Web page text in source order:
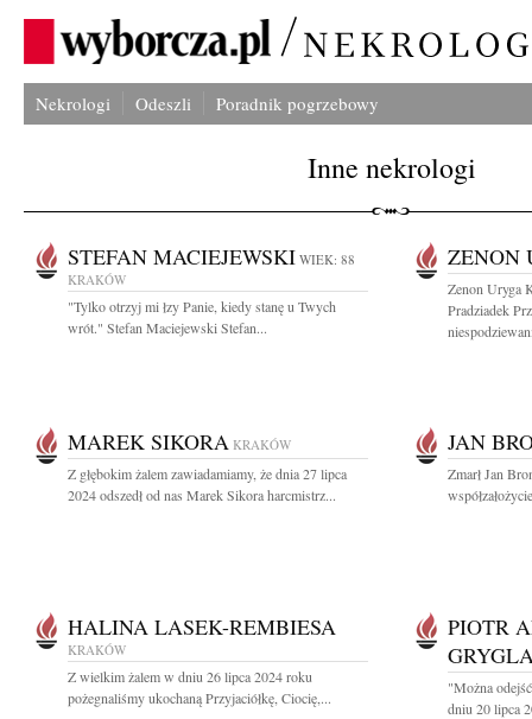
Nekrologi Odeszli Poradnik pogrzebowy
Inne nekrologi
STEFAN MACIEJEWSKI WIEK: 88
KRAKÓW
"Tylko otrzyj mi łzy Panie, kiedy stanę u Twych
wrót." Stefan Maciejewski Stefan...
ZENON
Zenon Uryga
Pradziadek
MAREK SIKORA KRAKÓW
Z głębokim żalem zawiadamiamy, że dnia 27 lipca
2024 odszedł od nas Marek Sikora harcmistrz...
JAN
Zmarł Jan
HALINA LASEK-REMBIESA
KRAKÓW
Z wielkim żalem w dniu 26 lipca 2024 roku
pożegnaliśmy ukochaną Przyjaciółkę, Ciocię,...
PIOTR
"Można
dniu 20 lipca